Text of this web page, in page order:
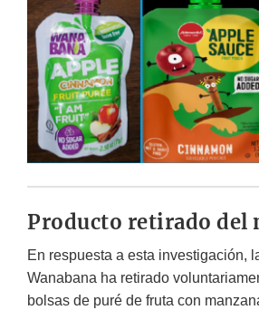
Producto retirado del
En respuesta a esta investigación,
Wanabana ha retirado
bolsas de puré de fruta con